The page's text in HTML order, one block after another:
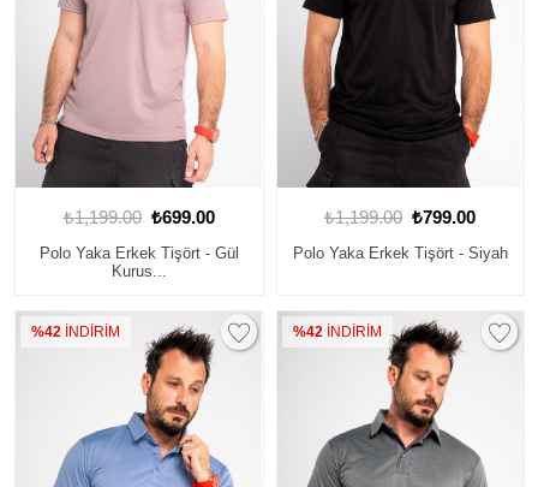
₺1,199.00 ₺699.00
Polo Yaka Erkek Tişört - Gül
Kurus...
₺1,199.00 ₺799.00
Polo Yaka Erkek Tişört - Siyah
%42 İNDİRİM %42İNDİRİM